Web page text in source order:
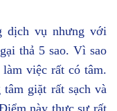
dịch vụ nhưng với
thả 5 sao. Vì sao
việc rất có tâm.
giặt rất sạch và